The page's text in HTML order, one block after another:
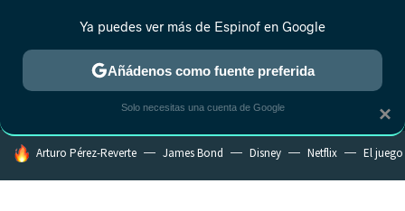
MENÚ NUEVO
ESTRENOS REALITY ANIME RANKINGS CINE
HOY SE HABLA DE
Arturo Pérez-Reverte James Bond Disney Netflix El
×
Ya puedes ver más de Espinof en Google
Añádenos como fuente preferida
Solo necesitas una cuenta de Google